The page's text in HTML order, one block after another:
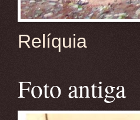
Relíquia
Foto antiga